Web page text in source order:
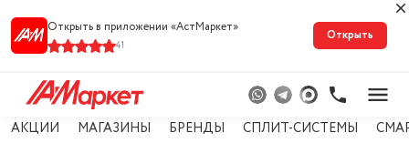
Открыть в приложении «АстМарке‪т‬»
41
Открыть
АКЦИИ МАГАЗИНЫ БРЕНДЫ СПЛИТ-СИСТЕМЫ